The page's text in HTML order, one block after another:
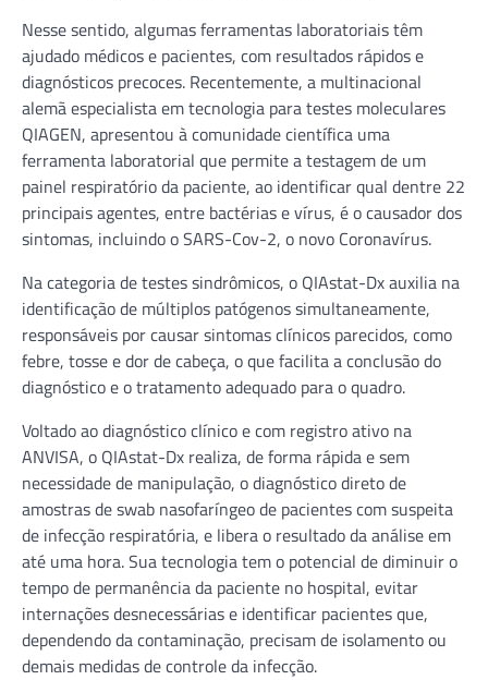
Nesse sentido, algumas ferramentas laboratoriais têm
ajudado médicos e pacientes, com resultados rápidos e
diagnósticos precoces. Recentemente, a multinacional
alemã especialista em tecnologia para testes moleculares
QIAGEN, apresentou à comunidade científica uma
ferramenta laboratorial que permite a testagem de um
painel respiratório da paciente, ao identificar qual dentre 22
principais agentes, entre bactérias e vírus, é o causador dos
sintomas, incluindo o SARS-Cov-2, o novo Coronavírus.
Na categoria de testes sindrômicos, o QIAstat-Dx auxilia na
identificação de múltiplos patógenos simultaneamente,
responsáveis por causar sintomas clínicos parecidos, como
febre, tosse e dor de cabeça, o que facilita a conclusão do
diagnóstico e o tratamento adequado para o quadro.
Voltado ao diagnóstico clínico e com registro ativo na
ANVISA, o QIAstat-Dx realiza, de forma rápida e sem
necessidade de manipulação, o diagnóstico direto de
amostras de swab nasofaríngeo de pacientes com suspeita
de infecção respiratória, e libera o resultado da análise em
até uma hora. Sua tecnologia tem o potencial de diminuir o
tempo de permanência da paciente no hospital, evitar
internações desnecessárias e identificar pacientes que,
dependendo da contaminação, precisam de isolamento ou
demais medidas de controle da infecção.